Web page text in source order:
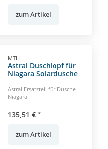
zum Artikel
MTH
Astral Duschlopf für
Niagara Solardusche
Astral Ersatzteil für Dusche
Niagara
135,51 € *
zum Artikel